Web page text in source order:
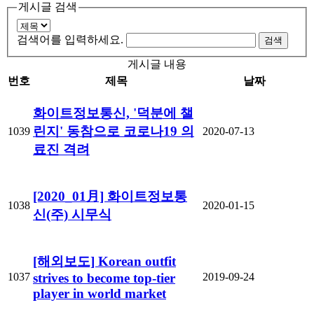
게시글 검색
검색어를 입력하세요.
게시글 내용
번호
제목 날짜
1039
화이트정보통신, '덕분에 챌
린지' 동참으로 코로나19 의
료진 격려
2020-07-13
1038
[2020_01月] 화이트정보통
신(주) 시무식
2020-01-15
1037
[해외보도] Korean outfit
strives to become top-tier
player in world market
2019-09-24